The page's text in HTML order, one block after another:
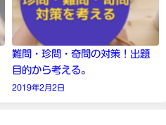
難問・珍問・奇問の対策！出題
目的から考える。
2019年2月2日